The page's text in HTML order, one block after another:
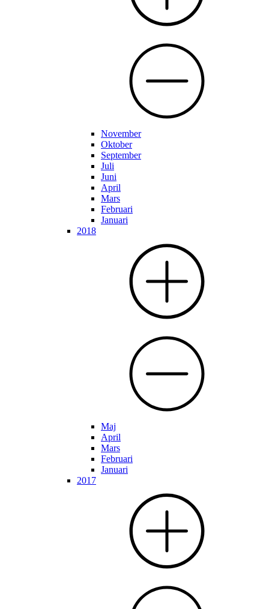
November
Oktober
September
Juli
Juni
April
Mars
Februari
Januari
2018
Maj
April
Mars
Februari
Januari
2017